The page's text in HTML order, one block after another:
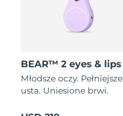
BEAR™ 2 eyes & lips
Młodsze oczy. Pełniejsze
usta. Uniesione brwi.